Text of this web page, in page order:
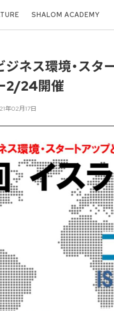
SHALOM ACADEMY
ネス環境・ス
2/24開催
年02月17日